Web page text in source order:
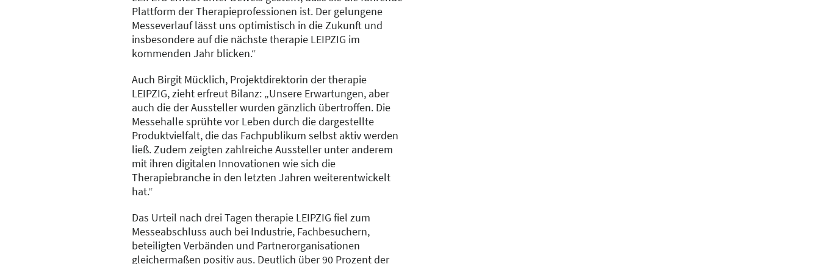
Plattform der Therapieprofessionen ist. Der gelungene
Messeverlauf lässt uns optimistisch in die Zukunft und
insbesondere auf die nächste therapie LEIPZIG im
kommenden Jahr blicken.“
Auch Birgit Mücklich, Projektdirektorin der therapie
LEIPZIG, zieht erfreut Bilanz: „Unsere Erwartungen, aber
auch die der Aussteller wurden gänzlich übertroffen. Die
Messehalle sprühte vor Leben durch die dargestellte
Produktvielfalt, die das Fachpublikum selbst aktiv werden
ließ. Zudem zeigten zahlreiche Aussteller unter anderem
mit ihren digitalen Innovationen wie sich die
Therapiebranche in den letzten Jahren weiterentwickelt
hat.“
Das Urteil nach drei Tagen therapie LEIPZIG fiel zum
Messeabschluss auch bei Industrie, Fachbesuchern,
beteiligten Verbänden und Partnerorganisationen
gleichermaßen positiv aus. Deutlich über 90 Prozent der